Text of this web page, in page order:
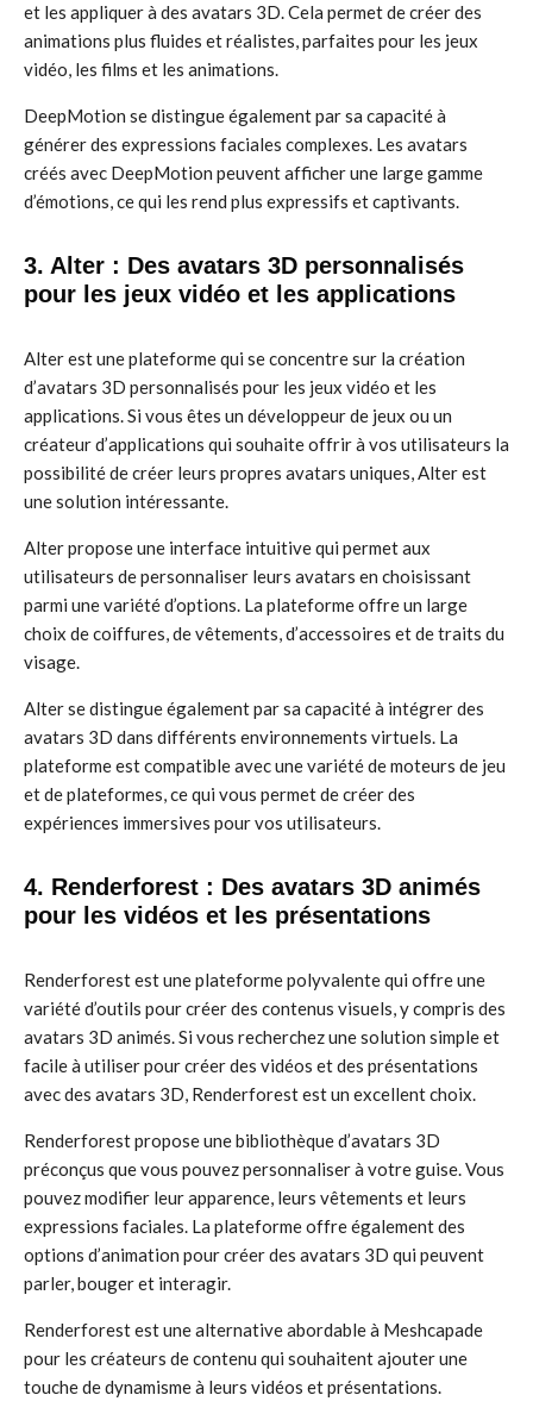
et les appliquer à des avatars 3D. Cela permet de créer des
animations plus fluides et réalistes, parfaites pour les jeux
vidéo, les films et les animations.
DeepMotion se distingue également par sa capacité à
générer des expressions faciales complexes. Les avatars
créés avec DeepMotion peuvent afficher une large gamme
d’émotions, ce qui les rend plus expressifs et captivants.
3. Alter : Des avatars 3D personnalisés
pour les jeux vidéo et les applications
Alter est une plateforme qui se concentre sur la création
d’avatars 3D personnalisés pour les jeux vidéo et les
applications. Si vous êtes un développeur de jeux ou un
créateur d’applications qui souhaite offrir à vos utilisateurs la
possibilité de créer leurs propres avatars uniques, Alter est
une solution intéressante.
Alter propose une interface intuitive qui permet aux
utilisateurs de personnaliser leurs avatars en choisissant
parmi une variété d’options. La plateforme offre un large
choix de coiffures, de vêtements, d’accessoires et de traits du
visage.
Alter se distingue également par sa capacité à intégrer des
avatars 3D dans différents environnements virtuels. La
plateforme est compatible avec une variété de moteurs de jeu
et de plateformes, ce qui vous permet de créer des
expériences immersives pour vos utilisateurs.
4. Renderforest : Des avatars 3D animés
pour les vidéos et les présentations
Renderforest est une plateforme polyvalente qui offre une
variété d’outils pour créer des contenus visuels, y compris des
avatars 3D animés. Si vous recherchez une solution simple et
facile à utiliser pour créer des vidéos et des présentations
avec des avatars 3D, Renderforest est un excellent choix.
Renderforest propose une bibliothèque d’avatars 3D
préconçus que vous pouvez personnaliser à votre guise. Vous
pouvez modifier leur apparence, leurs vêtements et leurs
expressions faciales. La plateforme offre également des
options d’animation pour créer des avatars 3D qui peuvent
parler, bouger et interagir.
Renderforest est une alternative abordable à Meshcapade
pour les créateurs de contenu qui souhaitent ajouter une
touche de dynamisme à leurs vidéos et présentations.